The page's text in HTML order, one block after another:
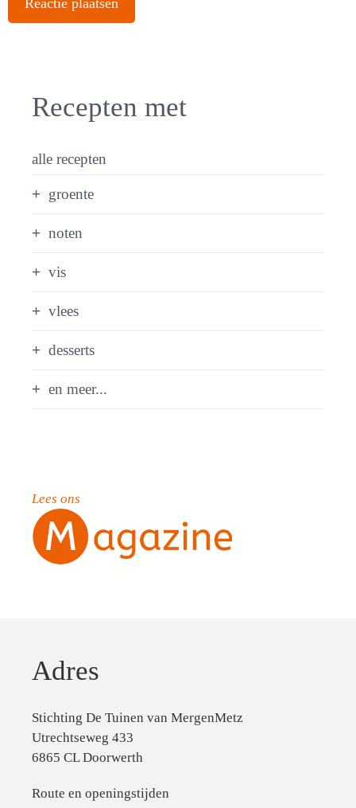
Recepten met
alle recepten
groente
noten
vis
vlees
desserts
en meer...
Lees ons
Adres
Stichting De Tuinen van MergenMetz
Utrechtseweg 433
6865 CL Doorwerth
Route en openingstijden